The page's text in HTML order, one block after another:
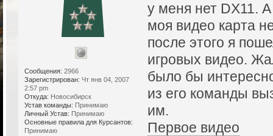
Сообщения: 2966
Зарегистрирован: Чт янв 04, 2007
2:57 pm
Откуда: Новосибирск
Устав команды: Принимаю
Личный Устав: Принимаю
Основные правила для Курсантов:
Принимаю
у меня нет DX11.
моя видео карта
после этого я
игровых видео.
было бы
из его команды
им.
Первое видео